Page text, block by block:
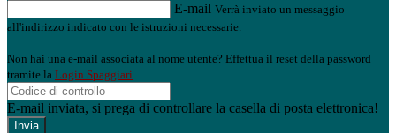
E-mail Verrà inviato un messaggio
all'indirizzo indicato con le istruzioni necessarie.
Non hai una e-mail associata al nome utente? Effettua il reset della password
tramite la Login Spaggiari
E-mail inviata, si prega di controllare la casella di posta elettronica!